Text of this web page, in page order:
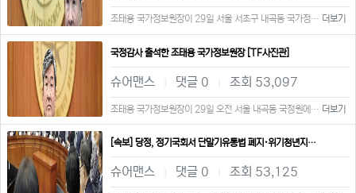
조태용 국가정보원장이 29일 서울 서초구 내곡동 국가정… 더보기
국정감사 출석한 조태용 국가정보원장 [TF사진관]
슈어맨스 댓글 0 조회 53,097
조태용 국가정보원장이 29일 오전 서울 내곡동 국정원에… 더보기
[속보] 당정, 정기국회서 단말기유통법 폐지·위기청년지…
슈어맨스 댓글 0 조회 53,125